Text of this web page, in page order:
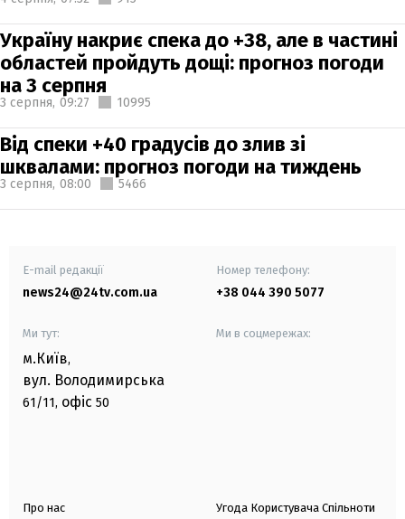
Україну накриє спека до +38, але в частині
областей пройдуть дощі: прогноз погоди
на 3 серпня
3 серпня, 09:27 10995
Від спеки +40 градусів до злив зі
шквалами: прогноз погоди на тиждень
3 серпня, 08:00 5466
E-mail редакції
news24@24tv.com.ua
Номер телефону:
+38 044 390 5077
Ми тут:
м.Київ,
вул. Володимирська
61/11, офіс 50
Ми в соцмережах:
Про нас Угода Користувача Спільноти